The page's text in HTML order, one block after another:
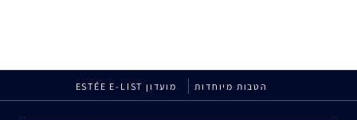
הטבות מיוחדות מועדון ESTÉE E-LIST